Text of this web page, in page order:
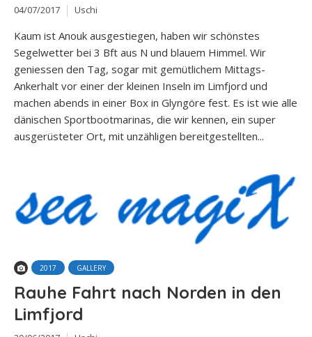
04/07/2017 Uschi
Kaum ist Anouk ausgestiegen, haben wir schönstes
Segelwetter bei 3 Bft aus N und blauem Himmel. Wir
geniessen den Tag, sogar mit gemütlichem Mittags-
Ankerhalt vor einer der kleinen Inseln im Limfjord und
machen abends in einer Box in Glyngöre fest. Es ist wie alle
dänischen Sportbootmarinas, die wir kennen, ein super
ausgerüsteter Ort, mit unzähligen bereitgestellten...
2017 GALLERY
Rauhe Fahrt nach Norden in den
Limfjord